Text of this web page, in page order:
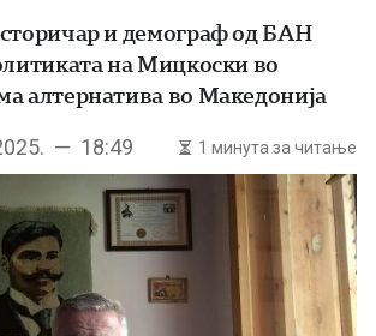
и демограф од БАН
на Мицкоски во
алтернатива во Македонија
— 18:49 1 минута за читање